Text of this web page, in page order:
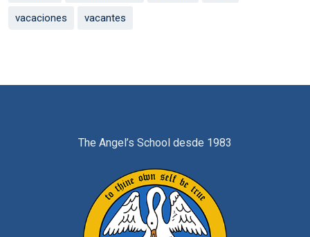
vacaciones vacantes
The Angel’s School desde 1983